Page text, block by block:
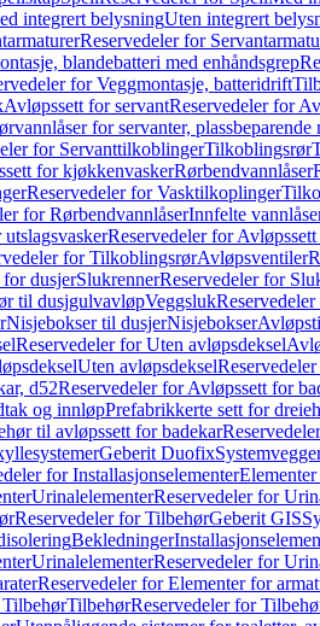
integrert belysningUten integrert
Reservedeler for
blandebatteri med enhåndsgrep
for Veggmontasje, batteridrift
Avløpssett for servantReservedeler for
for servanter, plassbeparende
for ServanttilkoblingerTilkoblingsrør
for kjøkkenvaskerRørbendvannlåser
Reservedeler for Vasktilkoplinger
for RørbendvannlåserInnfelte
Reservedeler for
for TilkoblingsrørAvløpsventiler
dusjerSlukrennerReservedeler for
til dusjgulvavløpVeggsluk
Nisjebokser til dusjerNisjebokser
Reservedeler for Uten avløpsdeksel
Uten avløpsdeksel
d52Reservedeler for Avløpssett for
og innløpPrefabrikkerte sett for
til avløpssett for badekar
Geberit Duofix
for Installasjonselementer
UrinalelementerReservedeler for
Reservedeler for TilbehørGeberit GIS
Bekledninger
UrinalelementerReservedeler for
Reservedeler for Elementer for
TilbehørReservedeler for